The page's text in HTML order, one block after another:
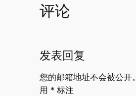
评论
发表回复
您的邮箱地址不会被公开。
用 *标注